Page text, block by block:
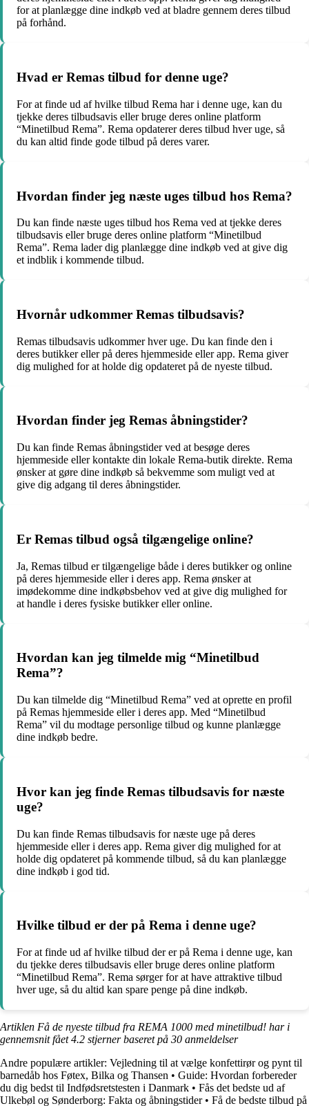
for at planlægge dine indkøb ved at bladre gennem deres tilbud
på forhånd.
Hvad er Remas tilbud for denne uge?
For at finde ud af hvilke tilbud Rema har i denne uge, kan du
tjekke deres tilbudsavis eller bruge deres online platform
“Minetilbud Rema”. Rema opdaterer deres tilbud hver uge, så
du kan altid finde gode tilbud på deres varer.
Hvordan finder jeg næste uges tilbud hos Rema?
Du kan finde næste uges tilbud hos Rema ved at tjekke deres
tilbudsavis eller bruge deres online platform “Minetilbud
Rema”. Rema lader dig planlægge dine indkøb ved at give dig
et indblik i kommende tilbud.
Hvornår udkommer Remas tilbudsavis?
Remas tilbudsavis udkommer hver uge. Du kan finde den i
deres butikker eller på deres hjemmeside eller app. Rema giver
dig mulighed for at holde dig opdateret på de nyeste tilbud.
Hvordan finder jeg Remas åbningstider?
Du kan finde Remas åbningstider ved at besøge deres
hjemmeside eller kontakte din lokale Rema-butik direkte. Rema
ønsker at gøre dine indkøb så bekvemme som muligt ved at
give dig adgang til deres åbningstider.
Er Remas tilbud også tilgængelige online?
Ja, Remas tilbud er tilgængelige både i deres butikker og online
på deres hjemmeside eller i deres app. Rema ønsker at
imødekomme dine indkøbsbehov ved at give dig mulighed for
at handle i deres fysiske butikker eller online.
Hvordan kan jeg tilmelde mig “Minetilbud
Rema”?
Du kan tilmelde dig “Minetilbud Rema” ved at oprette en profil
på Remas hjemmeside eller i deres app. Med “Minetilbud
Rema” vil du modtage personlige tilbud og kunne planlægge
dine indkøb bedre.
Hvor kan jeg finde Remas tilbudsavis for næste
uge?
Du kan finde Remas tilbudsavis for næste uge på deres
hjemmeside eller i deres app. Rema giver dig mulighed for at
holde dig opdateret på kommende tilbud, så du kan planlægge
dine indkøb i god tid.
Hvilke tilbud er der på Rema i denne uge?
For at finde ud af hvilke tilbud der er på Rema i denne uge, kan
du tjekke deres tilbudsavis eller bruge deres online platform
“Minetilbud Rema”. Rema sørger for at have attraktive tilbud
hver uge, så du altid kan spare penge på dine indkøb.
Artiklen Få de nyeste tilbud fra REMA 1000 med minetilbud! har i
gennemsnit fået4.2 stjerner baseret på 30 anmeldelser
Andre populære artikler: Vejledning til at vælge konfettirør og pynt til
barnedåb hos Føtex, Bilka og Thansen • Guide: Hvordan forbereder
du dig bedst til Indfødsretstesten i Danmark • Fås det bedste ud af
Ulkebøl og Sønderborg: Fakta og åbningstider• Få de bedste tilbud på